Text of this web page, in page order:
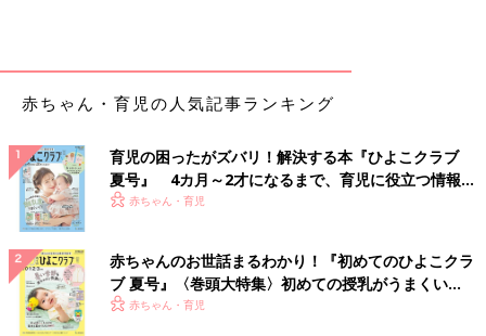
赤ちゃん・育児の人気記事ランキング
育児の困ったがズバリ！解決する本『ひよこクラブ
夏号』 4カ月～2才になるまで、育児に役立つ情報が
いっぱい！
赤ちゃん・育児
赤ちゃんのお世話まるわかり！『初めてのひよこクラ
ブ 夏号』〈巻頭大特集〉初めての授乳がうまくい
く！ おっぱい・ミルクの基本と夏のトラブル 解決テ
赤ちゃん・育児